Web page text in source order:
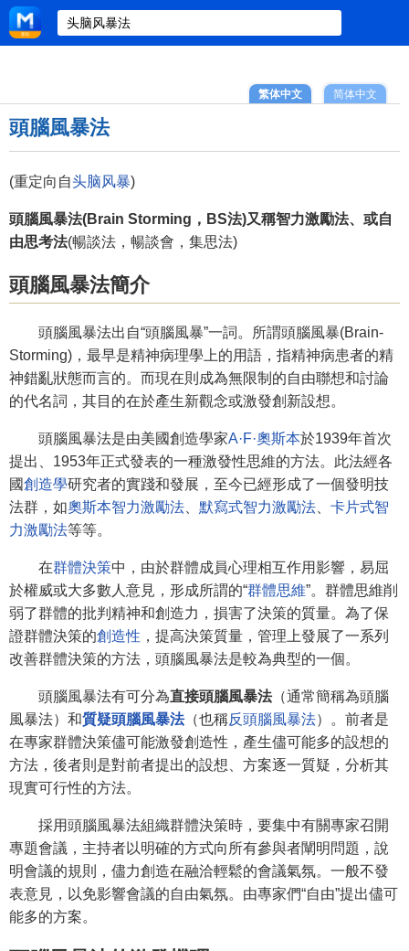
简体中文
繁体中文
頭腦風暴法
(重定向自头脑风暴)
頭腦風暴法(Brain Storming，BS法)又稱智力激勵法、或自
由思考法(暢談法，暢談會，集思法)
頭腦風暴法簡介
頭腦風暴法出自“頭腦風暴”一詞。所謂頭腦風暴(Brain-
Storming)，最早是精神病理學上的用語，指精神病患者的精
神錯亂狀態而言的。而現在則成為無限制的自由聯想和討論
的代名詞，其目的在於產生新觀念或激發創新設想。
頭腦風暴法是由美國創造學家A·F·奧斯本於1939年首次
提出、1953年正式發表的一種激發性思維的方法。此法經各
國創造學研究者的實踐和發展，至今已經形成了一個發明技
法群，如奧斯本智力激勵法 默寫式智力激勵法
卡片式智
力激勵法等等。
在群體決策中，由於群體成員心理相互作用影響，易屈
於權威或大多數人意見，形成所謂的“群體思維”。群體思維削
弱了群體的批判精神和創造力，損害了決策的質量。為了保
證群體決策的創造性 ，提高決策質量，管理上發展了一系列
改善群體決策的方法，頭腦風暴法是較為典型的一個。
頭腦風暴法有可分為直接頭腦風暴法（通常簡稱為頭腦
風暴法）和質疑頭腦風暴法（也稱反頭腦風暴法）。前者是
在專家群體決策儘可能激發創造性，產生儘可能多的設想的
方法，後者則是對前者提出的設想、方案逐一質疑，分析其
現實可行性的方法。
採用頭腦風暴法組織群體決策時，要集中有關專家召開
專題會議，主持者以明確的方式向所有參與者闡明問題，說
明會議的規則，儘力創造在融洽輕鬆的會議氣氛。一般不發
表意見，以免影響會議的自由氣氛。由專家們“自由”提出儘可
能多的方案。